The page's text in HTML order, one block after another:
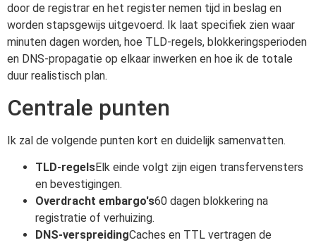
door de registrar en het register nemen tijd in beslag en
worden stapsgewijs uitgevoerd. Ik laat specifiek zien waar
minuten dagen worden, hoe TLD-regels, blokkeringsperioden
en DNS-propagatie op elkaar inwerken en hoe ik de totale
duur realistisch plan.
Centrale punten
Ik zal de volgende punten kort en duidelijk samenvatten.
TLD-regelsElk einde volgt zijn eigen transfervensters
en bevestigingen.
Overdracht embargo's60 dagen blokkering na
registratie of verhuizing.
DNS-verspreidingCaches en TTL vertragen de